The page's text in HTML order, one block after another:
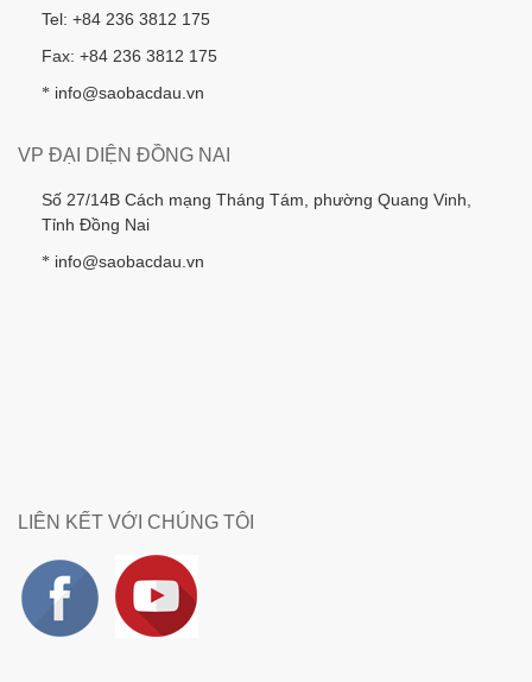
Tel: +84 236 3812 175
Fax: +84 236 3812 175
* info@saobacdau.vn
VP ĐẠI DIỆN ĐỒNG NAI
Số 27/14B Cách mạng Tháng Tám, phường Quang Vinh,
Tỉnh Đồng Nai
* info@saobacdau.vn
LIÊN KẾT VỚI CHÚNG TÔI